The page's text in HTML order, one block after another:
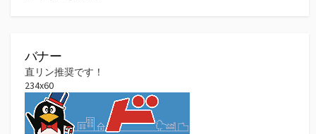
バナー
直リン推奨です！
234x60